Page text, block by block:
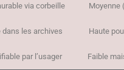
via corbeille Moyenne
dans les archives Haute
par l’usager Faible